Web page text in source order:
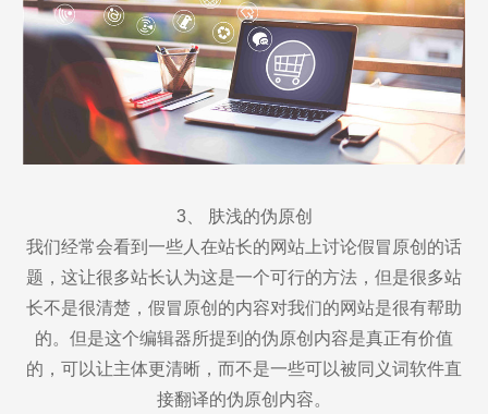
3、 肤浅的伪原创
我们经常会看到一些人在站长的网站上讨论假冒原创的话
题，这让很多站长认为这是一个可行的方法，但是很多站
长不是很清楚，假冒原创的内容对我们的网站是很有帮助
的。但是这个编辑器所提到的伪原创内容是真正有价值
的，可以让主体更清晰，而不是一些可以被同义词软件直
接翻译的伪原创内容。